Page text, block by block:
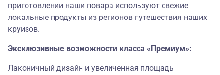
приготовлении наши повара используют свежие
локальные продукты из регионов путешествия наших
круизов.
Эксклюзивные возможности класса «Премиум»:
Лаконичный дизайн и увеличенная площадь